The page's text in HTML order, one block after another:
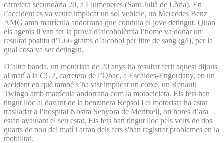
carretera secundària 20, a Llumeneres (Sant Julià de Lòria). En
l’accident es va veure implicat un sol vehicle, un Mercedes Benz
AMG amb matrícula andorrana que conduia el jove detingut. Quan
els agents li van fer la prova d’alcoholèmia l’home va donar un
resultat positiu d’1,66 grams d’alcohol per litre de sang (g/l), per la
qual cosa va ser detingut.
D’altra banda, un motorista de 20 anys ha resultat ferit aquest dijous
al matí a la CG2, carretera de l’Obac, a Escaldes-Engordany, en un
accident en què també s’ha vist implicat un cotxe, un Renault
Twingo amb matrícula andorrana com la motocicleta. Els fets han
tingut lloc al davant de la benzinera Repsol i el motorista ha estat
traslladat a l’hospital Nostra Senyora de Meritxell, on hores d’ara
estan avaluant el seu estat. Els fets han tingut lloc pels volts de dos
quarts de nou del matí i arran dels fets s'han registrat problemes en la
mobilitat.